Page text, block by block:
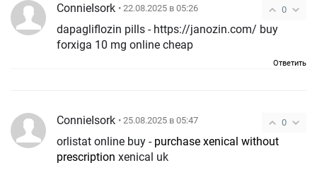
0
ConnieIsork • 22.08.2025 в 05:26
dapagliflozin pills - https://janozin.com/ buy
forxiga 10 mg online cheap
Ответить
0
ConnieIsork • 25.08.2025 в 05:47
orlistat online buy - purchase xenical without
prescription xenical uk